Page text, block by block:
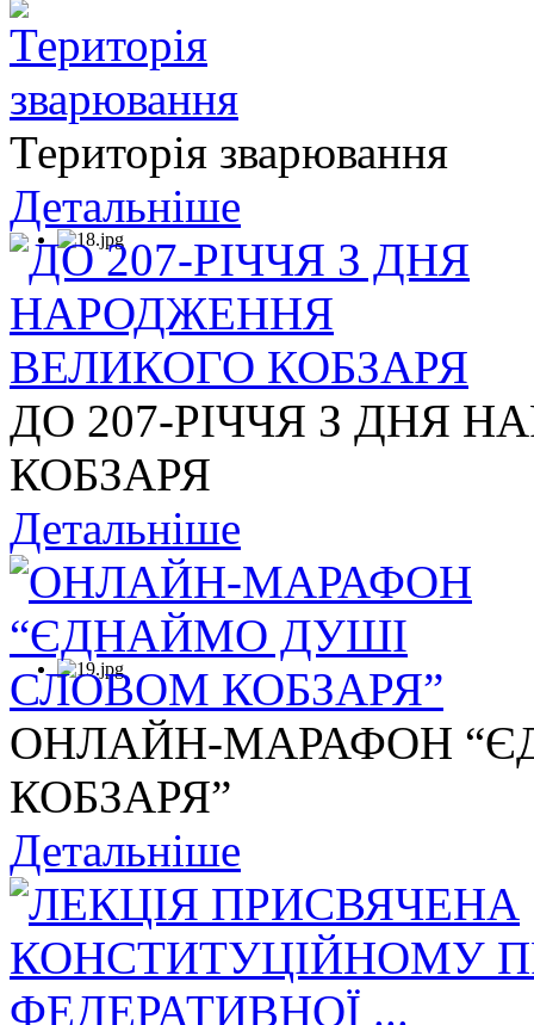
Територія зварювання
Детальніше
ДО 207-РІЧЧЯ З ДНЯ
КОБЗАРЯ
Детальніше
ОНЛАЙН-МАРАФОН
КОБЗАРЯ”
Детальніше